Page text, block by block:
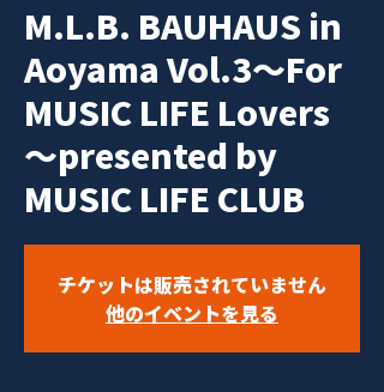
M.L.B. BAUHAUS in
Aoyama Vol.3～For
MUSIC LIFE Lovers
～presented by
MUSIC LIFE CLUB
チケットは販売されていません
他のイベントを見る